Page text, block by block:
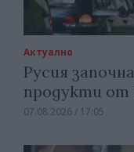
Актуално
Русия
продукти
07.08.2026 / 17:05